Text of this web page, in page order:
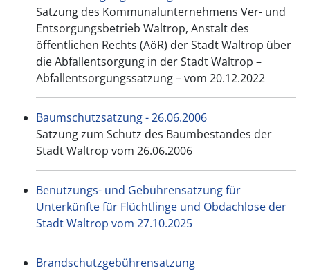
Satzung des Kommunalunternehmens Ver- und
Entsorgungsbetrieb Waltrop, Anstalt des
öffentlichen Rechts (AöR) der Stadt Waltrop über
die Abfallentsorgung in der Stadt Waltrop –
Abfallentsorgungssatzung – vom 20.12.2022
Baumschutzsatzung - 26.06.2006
Satzung zum Schutz des Baumbestandes der
Stadt Waltrop vom 26.06.2006
Benutzungs- und Gebührensatzung für
Unterkünfte für Flüchtlinge und Obdachlose der
Stadt Waltrop vom 27.10.2025
Brandschutzgebührensatzung